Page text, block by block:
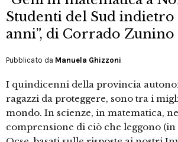
Studenti del Sud indietro
anni”, di Corrado Zunino
Pubblicato da Manuela Ghizzoni
I quindicenni della provincia
ragazzi da proteggere, sono tra i
mondo. In scienze, in matematica,
comprensione di ciò che leggono (in